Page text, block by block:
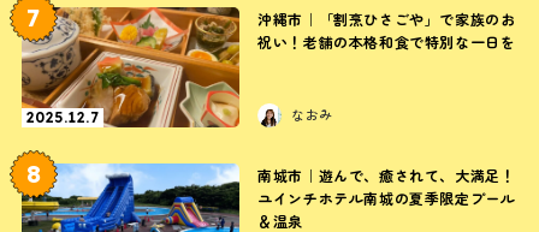
7
2025.12.7
沖縄市｜「割烹ひさごや」で家族のお
祝い！老舗の本格和食で特別な一日を
なおみ
8
南城市｜遊んで、癒されて、大満足！
ユインチホテル南城の夏季限定プール
＆温泉